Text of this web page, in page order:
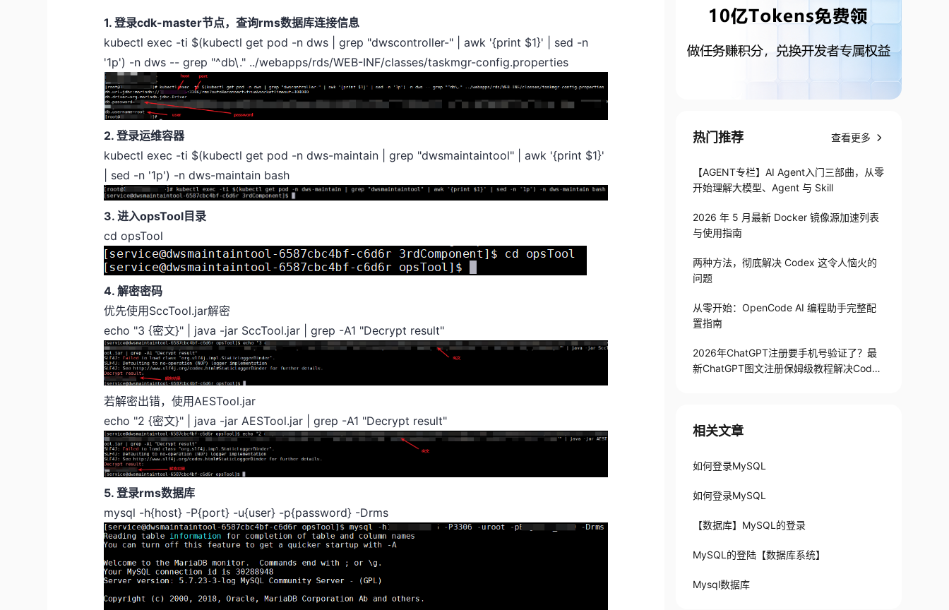
1. 登录cdk-master节点，查询rms数据库连接信息
kubectl exec -ti $(kubectl get pod -n dws | grep "dwscontroller-" | awk '{print $1}' | sed -n
'1p') -n dws -- grep "^db\." ../webapps/rds/WEB-INF/classes/taskmgr-config.properties
2. 登录运维容器
kubectl exec -ti $(kubectl get pod -n dws-maintain | grep "dwsmaintaintool" | awk '{print $1}'
| sed -n '1p') -n dws-maintain bash
3. 进入opsTool目录
cd opsTool
4. 解密密码
优先使用SccTool.jar解密
echo "3 {密文}" | java -jar SccTool.jar | grep -A1 "Decrypt result"
若解密出错，使用AESTool.jar
echo "2 {密文}" | java -jar AESTool.jar | grep -A1 "Decrypt result"
5. 登录rms数据库
mysql -h{host} -P{port} -u{user} -p{password} -Drms
热门推荐 查看更多
【AGENT专栏】AI Agent入门三部曲，从零
开始理解大模型、Agent 与 Skill
2026 年 5 月最新 Docker 镜像源加速列表
与使用指南
两种方法，彻底解决 Codex 这令人恼火的
问题
从零开始：OpenCode AI 编程助手完整配
置指南
2026年ChatGPT注册要手机号验证了？最
新ChatGPT图文注册保姆级教程解决Codex
相关文章
如何登录MySQL
如何登录MySQL
【数据库】MySQL的登录
MySQL的登陆【数据库系统】
Mysql数据库